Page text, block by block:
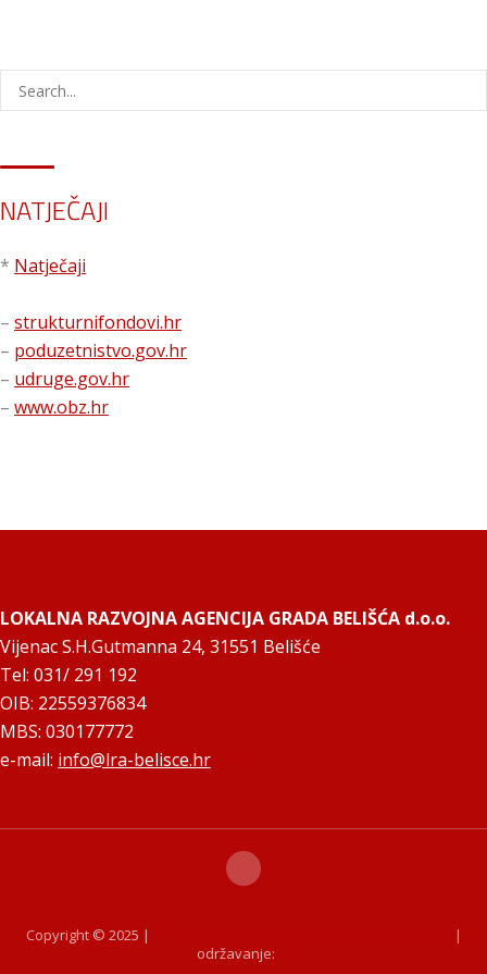
NATJEČAJI
* Natječaji
– strukturnifondovi.hr
– poduzetnistvo.gov.hr
– udruge.gov.hr
– www.obz.hr
LOKALNA RAZVOJNA AGENCIJA GRADA BELIŠĆA d.o.o.
Vijenac S.H.Gutmanna 24, 31551 Belišće
Tel: 031/ 291 192
OIB: 22559376834
MBS: 030177772
e-mail: info@lra-belisce.hr
Copyright © 2025 |
|
održavanje: